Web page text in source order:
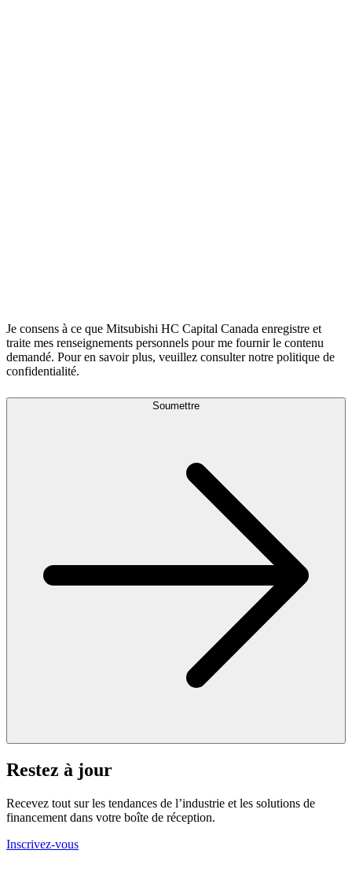
Je consens à ce que Mitsubishi HC Capital Canada enregistre et
traite mes renseignements personnels pour me fournir le contenu
demandé. Pour en savoir plus, veuillez consulter notre politique de
confidentialité.
Soumettre
Restez à jour
Recevez tout sur les tendances de l’industrie et les solutions de
financement dans votre boîte de réception.
Inscrivez-vous